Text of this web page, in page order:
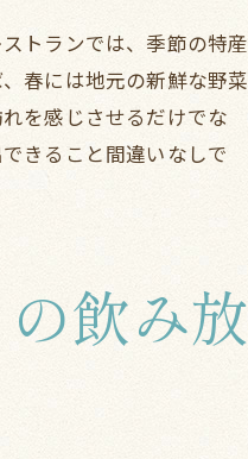
トランでは、季節の特産
春には地元の新鮮な野菜
を感じさせるだけでな
きること間違いなしで
飲み放